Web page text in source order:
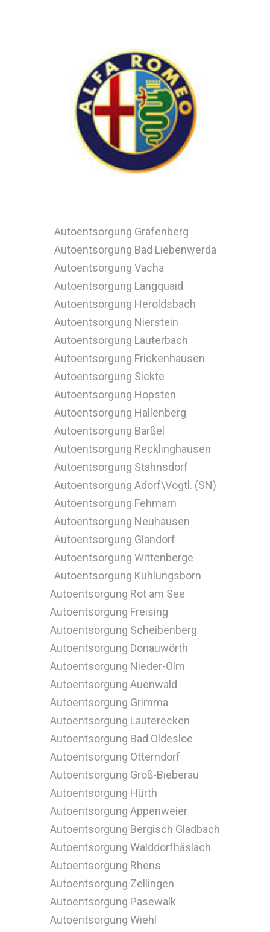
Autoentsorgung Gräfenberg
Autoentsorgung Bad Liebenwerda
Autoentsorgung Vacha
Autoentsorgung Langquaid
Autoentsorgung Heroldsbach
Autoentsorgung Nierstein
Autoentsorgung Lauterbach
Autoentsorgung Frickenhausen
Autoentsorgung Sickte
Autoentsorgung Hopsten
Autoentsorgung Hallenberg
Autoentsorgung Barßel
Autoentsorgung Recklinghausen
Autoentsorgung Stahnsdorf
Autoentsorgung Adorf\Vogtl. (SN)
Autoentsorgung Fehmarn
Autoentsorgung Neuhausen
Autoentsorgung Glandorf
Autoentsorgung Wittenberge
Autoentsorgung Kühlungsborn
Autoentsorgung Rot am See
Autoentsorgung Freising
Autoentsorgung Scheibenberg
Autoentsorgung Donauwörth
Autoentsorgung Nieder-Olm
Autoentsorgung Auenwald
Autoentsorgung Grimma
Autoentsorgung Lauterecken
Autoentsorgung Bad Oldesloe
Autoentsorgung Otterndorf
Autoentsorgung Groß-Bieberau
Autoentsorgung Hürth
Autoentsorgung Appenweier
Autoentsorgung Bergisch Gladbach
Autoentsorgung Walddorfhäslach
Autoentsorgung Rhens
Autoentsorgung Zellingen
Autoentsorgung Pasewalk
Autoentsorgung Wiehl